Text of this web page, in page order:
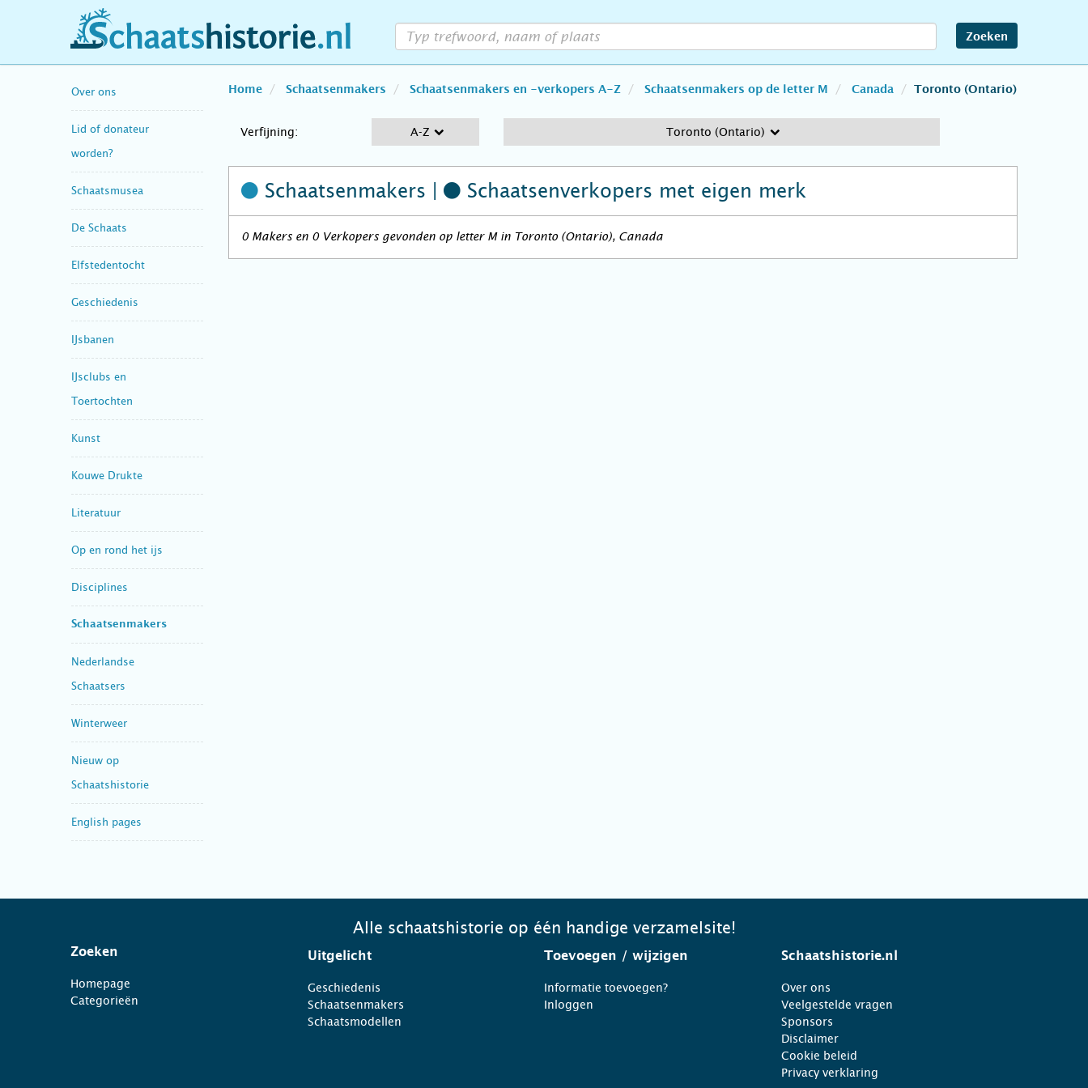
schaatshistorie.nl Zoeken
Over ons
Lid of donateur
worden?
Schaatsmusea
De Schaats
Elfstedentocht
Geschiedenis
IJsbanen
IJsclubs en
Toertochten
Kunst
Kouwe Drukte
Literatuur
Op en rond het ijs
Disciplines
Schaatsenmakers
Nederlandse
Schaatsers
Winterweer
Nieuw op
Schaatshistorie
English pages
Home Schaatsenmakers Schaatsenmakers en -verkopers A-Z Schaatsenmakers op de letter M Canada Toronto (Ontario)
Verfijning: A-Z Toronto (Ontario)
Schaatsenmakers | Schaatsenverkopers met eigen merk
0 Makers en 0 Verkopers gevonden op letter M in Toronto (Ontario), Canada
Alle schaatshistorie op één handige verzamelsite!
Zoeken
Homepage
Categorieën
Uitgelicht
Geschiedenis
Schaatsenmakers
Schaatsmodellen
Toevoegen / wijzigen
Informatie toevoegen?
Inloggen
Schaatshistorie.nl
Over ons
Veelgestelde vragen
Sponsors
Disclaimer
Cookie beleid
Privacy verklaring